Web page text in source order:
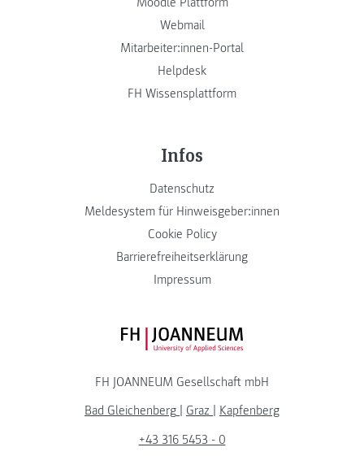
Webmail
Mitarbeiter:innen-Portal
Helpdesk
FH Wissensplattform
Infos
Datenschutz
Meldesystem für Hinweisgeber:innen
Cookie Policy
Barrierefreiheitserklärung
Impressum
FH JOANNEUM Logo
FH JOANNEUM Gesellschaft mbH
Bad Gleichenberg
Graz
Kapfenberg
+43 316 5453 - 0